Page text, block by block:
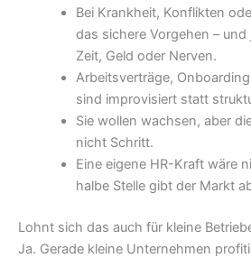
Bei Krankheit, Konflikten
das sichere Vorgehen –
Zeit, Geld oder Nerven.
Arbeitsverträge,
sind improvisiert statt
Sie wollen wachsen, aber
nicht Schritt.
Eine eigene HR-Kraft wäre
halbe Stelle gibt der Markt
Lohnt sich das auch für kleine
Ja. Gerade kleine Unternehmen